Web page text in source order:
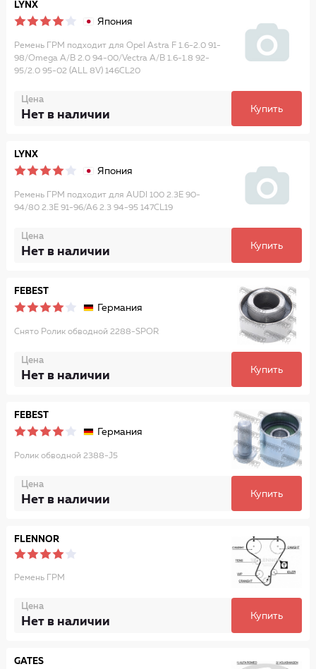
LYNX
Япония
Ремень ГРМ подходит для Opel Astra F 1.6-2.0 91-
98/Omega A/B 2.0 94-00/Vectra A/B 1.6-1.8 92-
95/2.0 95-02 (ALL 8V) 146CL20
Цена
Нет в наличии Купить
LYNX
Япония
Ремень ГРМ подходит для AUDI 100 2.3E 90-
94/80 2.3E 91-96/A6 2.3 94-95 147CL19
Цена
Нет в наличии Купить
FEBEST
Германия
Снято Ролик обводной 2288-SPOR
Цена
Нет в наличии Купить
FEBEST
Германия
Ролик обводной 2388-J5
Цена
Нет в наличии Купить
FLENNOR
Ремень ГРМ
Цена
Нет в наличии Купить
GATES